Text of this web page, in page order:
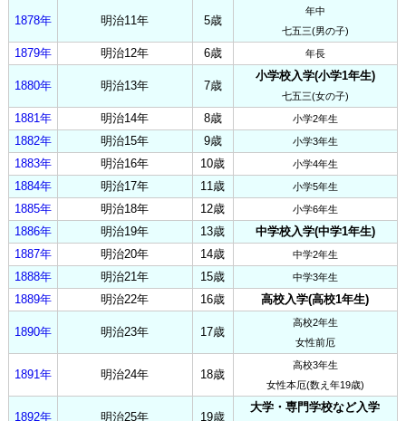
1878年 明治11年 5歳
年中
七五三(男の子)
1879年 明治12年 6歳 年長
1880年 明治13年 7歳
小学校入学(小学1年生)
七五三(女の子)
1881年 明治14年 8歳 小学2年生
1882年 明治15年 9歳 小学3年生
1883年 明治16年 10歳 小学4年生
1884年 明治17年 11歳 小学5年生
1885年 明治18年 12歳 小学6年生
1886年 明治19年 13歳
中学校入学(中学1年生)
1887年
明治20年 14歳 中学2年生
1888年 明治21年 15歳 中学3年生
1889年 明治22年 16歳 高校入学(高校1年生)
1890年 明治23年 17歳
高校2年生
女性前厄
1891年 明治24年 18歳
高校3年生
女性本厄(数え年19歳)
1892年 明治25年 19歳
大学・専門学校など入学